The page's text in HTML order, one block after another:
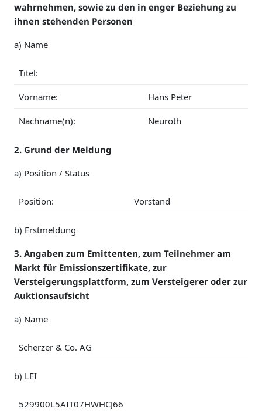
wahrnehmen, sowie zu den in enger Beziehung zu
ihnen stehenden Personen
a) Name
Titel:
Vorname: Hans Peter
Nachname(n): Neuroth
2. Grund der Meldung
a) Position / Status
Position: Vorstand
b) Erstmeldung
3. Angaben zum Emittenten, zum Teilnehmer am
Markt für Emissionszertifikate, zur
Versteigerungsplattform, zum Versteigerer oder zur
Auktionsaufsicht
a) Name
Scherzer & Co. AG
b) LEI
529900L5AIT07HWHCJ66